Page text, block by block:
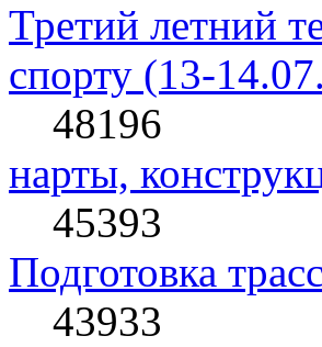
Третий летний
спорту (13-
48196
нарты,
45393
Подготовка трасс
43933